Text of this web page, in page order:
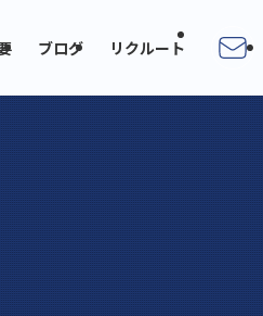
ブログ リクルート